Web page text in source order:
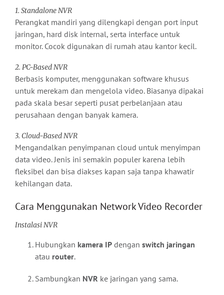
1. Standalone NVR
Perangkat mandiri yang dilengkapi dengan port input
jaringan, hard disk internal, serta interface untuk
monitor. Cocok digunakan di rumah atau kantor kecil.
2. PC-Based NVR
Berbasis komputer, menggunakan software khusus
untuk merekam dan mengelola video. Biasanya dipakai
pada skala besar seperti pusat perbelanjaan atau
perusahaan dengan banyak kamera.
3. Cloud-Based NVR
Mengandalkan penyimpanan cloud untuk menyimpan
data video. Jenis ini semakin populer karena lebih
fleksibel dan bisa diakses kapan saja tanpa khawatir
kehilangan data.
Cara Menggunakan Network Video Recorder
Instalasi NVR
Hubungkan kamera IP dengan switch jaringan
atau router.
Sambungkan NVR ke jaringan yang sama.